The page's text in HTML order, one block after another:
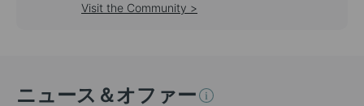
Visit the Community >
ニュース＆オファー